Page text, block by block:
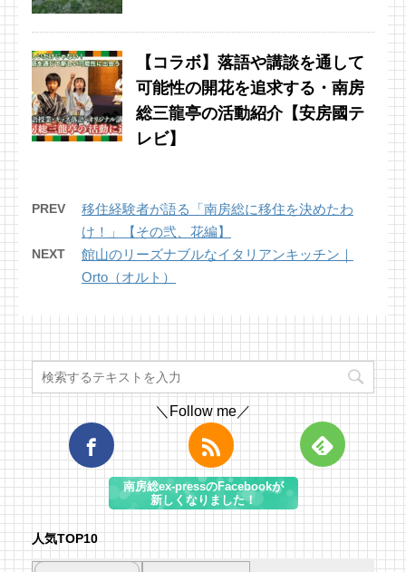
【コラボ】落語や講談を通して
可能性の開花を追求する・南房
総三龍亭の活動紹介【安房國テ
レビ】
PREV
移住経験者が語る「南房総に移住を決めたわ
け！」【その弐、花編】
NEXT
館山のリーズナブルなイタリアンキッチン｜
Orto（オルト）
＼Follow me／
南房総ex-pressのFacebookが
新しくなりました！
人気TOP10